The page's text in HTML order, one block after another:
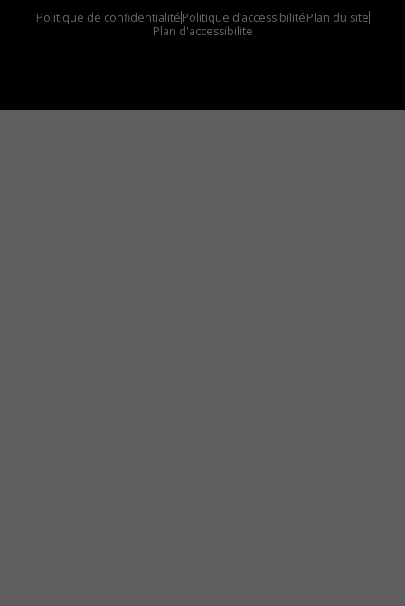
Politique de confidentialitéPolitique d’accessibilitéPlan du site
Plan d'accessibilite